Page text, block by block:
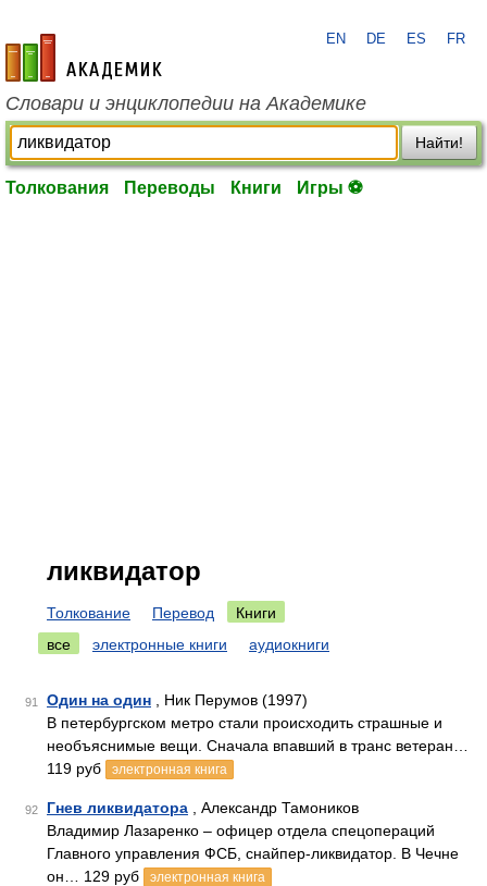
academic.ru
EN DE ES FR
Словари и энциклопедии на Академике
Найти!
Толкования Переводы Книги Игры ⚽
ликвидатор
Толкование Перевод
Книги
все
электронные книги аудиокниги
91 Один на один , Ник Перумов (1997)
В петербургском метро стали происходить страшные и
необъяснимые вещи. Сначала впавший в транс ветеран…
119 руб
электронная книга
92 Гнев ликвидатора , Александр Тамоников
Владимир Лазаренко – офицер отдела спецопераций
Главного управления ФСБ, снайпер-ликвидатор. В Чечне
он… 129 руб
электронная книга